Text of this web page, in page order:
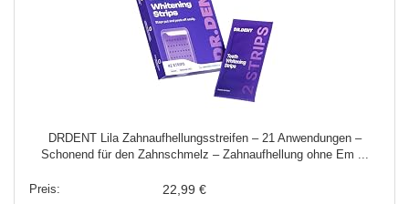
DRDENT Lila Zahnaufhellungsstreifen – 21 Anwendungen –
Schonend für den Zahnschmelz – Zahnaufhellung ohne Em ...
22,99 €